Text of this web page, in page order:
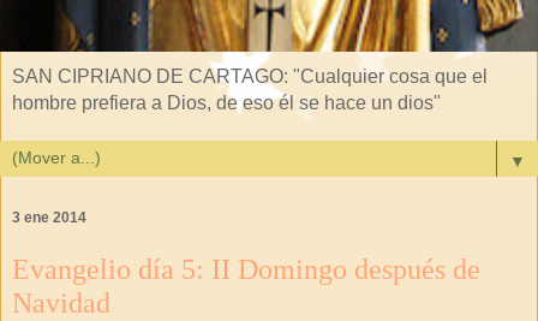
SAN CIPRIANO DE CARTAGO: "Cualquier cosa que el
hombre prefiera a Dios, de eso él se hace un dios"
▼
3 ene 2014
Evangelio día 5: II Domingo después de
Navidad